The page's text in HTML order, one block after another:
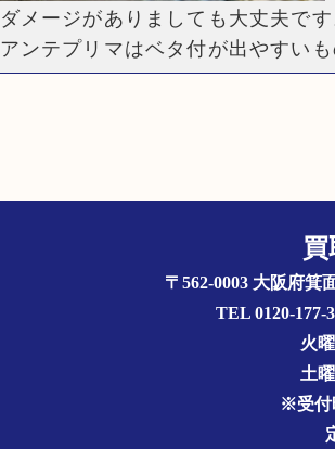
ダメージがありましても大丈夫です
アンテプリマはベタ付が出やすい
〒562-0003 大阪府
TEL 0120-177-
火
土
※受付